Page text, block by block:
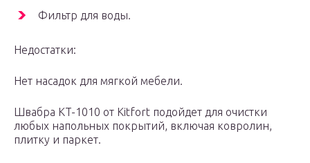
Фильтр для воды.
Недостатки:
Нет насадок для мягкой мебели.
Швабра KT-1010 от Kitfort подойдет для очистки
любых напольных покрытий, включая ковролин,
плитку и паркет.